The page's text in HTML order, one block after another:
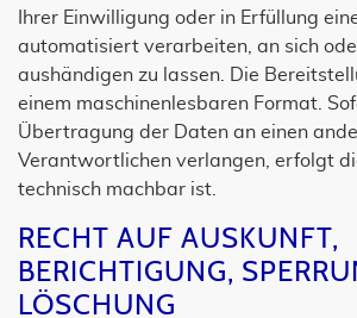
Ihrer Einwilligung oder in Erfüllung
automatisiert verarbeiten, an sich
aushändigen zu lassen. Die
einem maschinenlesbaren Format.
Übertragung der Daten an einen
Verantwortlichen verlangen, erfolgt
technisch machbar ist.
RECHT AUF AUSKUNFT,
BERICHTIGUNG,
LÖSCHUNG